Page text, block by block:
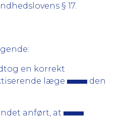
§ 17.
en korrekt
læge
den
anført, at